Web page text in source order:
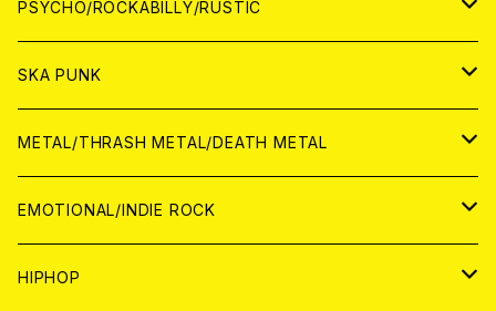
CD
JAPAN
CD
ANALOG
WORLD
CD
ANALOG
PSYCHO/ROCKABILLY/RUSTIC
JAPAN
CD
ANALOG
WORLD
CD
ANALOG
SKA PUNK
JAPAN
CD
ANALOG
WORLD
CD
METAL/THRASH METAL/DEATH METAL
JAPAN
CD
WORLD
EMOTIONAL/INDIE ROCK
JAPAN
HIPHOP